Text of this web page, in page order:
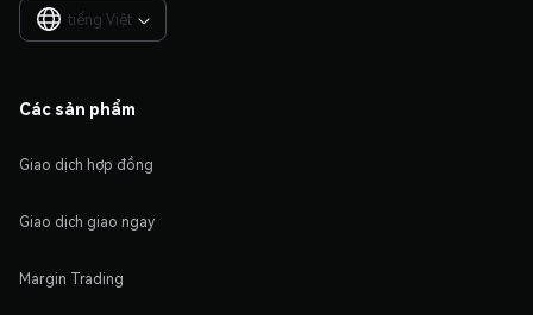
tiếng Việt 
Các sản phẩm
Giao dịch hợp đồng
Giao dịch giao ngay
Margin Trading